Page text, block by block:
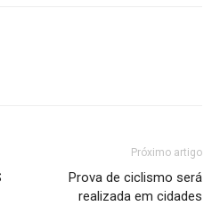
Próximo artigo
Prova de ciclismo será
realizada em cidades